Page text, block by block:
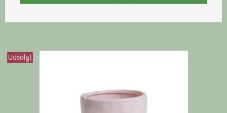
Udsolgt